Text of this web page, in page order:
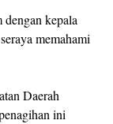
kepala
memahami
Daerah
ini